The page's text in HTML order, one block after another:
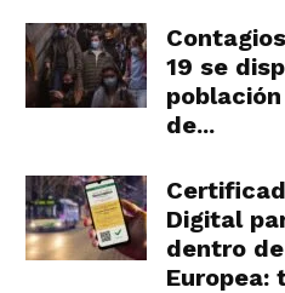
19 se
de...
Digital
dentro
Europea: